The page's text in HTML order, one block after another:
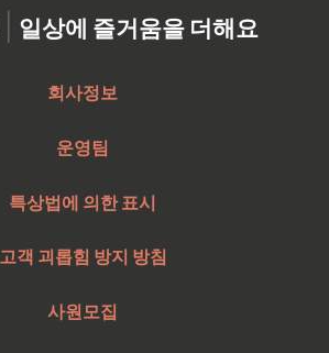
| 일상에 즐거움을 더해요
회사정보
운영팀
특상법에 의한 표시
고객 괴롭힘 방지 방침
사원모집